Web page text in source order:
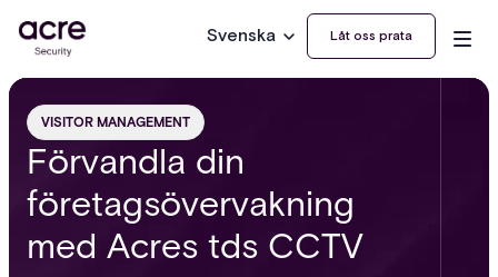
Svenska Låt oss prata
VISITOR MANAGEMENT
Förvandla din
företagsövervakning
med Acres tds CCTV